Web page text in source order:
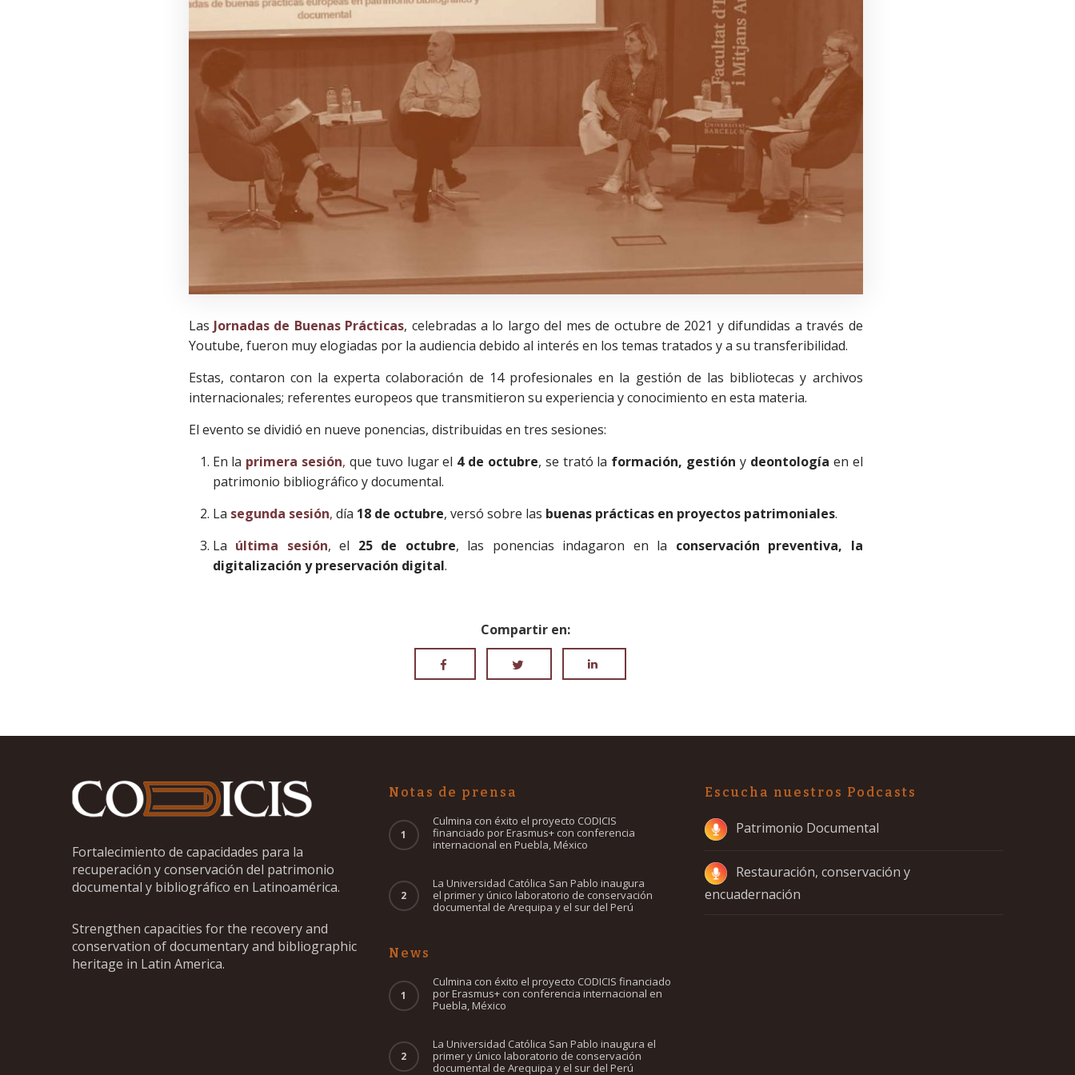
Las Jornadas de Buenas Prácticas, celebradas a lo largo del mes de octubre de 2021 y difundidas a través de
Youtube, fueron muy elogiadas por la audiencia debido al interés en los temas tratados y a su transferibilidad.
Estas, contaron con la experta colaboración de 14 profesionales en la gestión de las bibliotecas y archivos
internacionales; referentes europeos que transmitieron su experiencia y conocimiento en esta materia.
El evento se dividió en nueve ponencias, distribuidas en tres sesiones:
En la primera sesión, que tuvo lugar el 4 de octubre, se trató la formación, gestión y deontología en el
patrimonio bibliográfico y documental.
La segunda sesión, día 18 de octubre, versó sobre las buenas prácticas en proyectos patrimoniales.
La última sesión, el 25 de octubre, las ponencias indagaron en la conservación preventiva, la
digitalización y preservación digital.
Compartir en:
Fortalecimiento de capacidades para la
recuperación y conservación del patrimonio
documental y bibliográfico en Latinoamérica.
Strengthen capacities for the recovery and
conservation of documentary and bibliographic
heritage in Latin America.
Notas de prensa
Culmina con éxito el proyecto CODICIS
financiado por Erasmus+ con conferencia
internacional en Puebla, México
La Universidad Católica San Pablo inaugura
el primer y único laboratorio de conservación
documental de Arequipa y el sur del Perú
News
Culmina con éxito el proyecto CODICIS financiado
por Erasmus+ con conferencia internacional en
Puebla, México
La Universidad Católica San Pablo inaugura el
primer y único laboratorio de conservación
documental de Arequipa y el sur del Perú
Escucha nuestros Podcasts
Patrimonio Documental
Restauración, conservación y
encuadernación